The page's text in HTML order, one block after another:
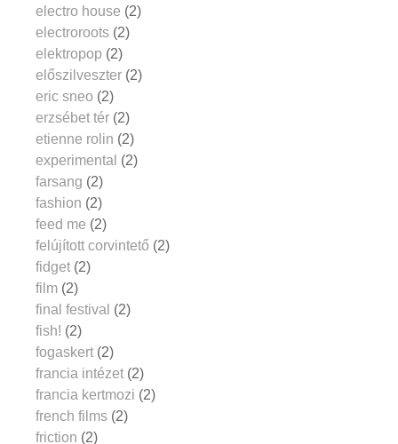
electro house (2)
electroroots (2)
elektropop (2)
előszilveszter (2)
eric sneo (2)
erzsébet tér (2)
etienne rolin (2)
experimental (2)
farsang (2)
fashion (2)
feed me (2)
felújított corvintető (2)
fidget (2)
film (2)
final festival (2)
fish! (2)
fogaskert (2)
francia intézet (2)
francia kertmozi (2)
french films (2)
friction (2)